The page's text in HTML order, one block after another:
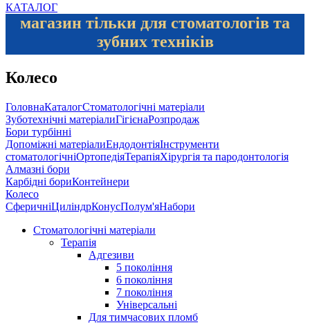
КАТАЛОГ
магазин тільки для стоматологів та
зубних техніків
Колесо
ГоловнаКаталогСтоматологічні матеріали
Зуботехнічні матеріалиГігієнаРозпродаж
Бори турбінні
Допоміжні матеріалиЕндодонтіяІнструменти
стоматологічніОртопедіяТерапіяХірургія та пародонтологія
Алмазні бори
Карбідні бориКонтейнери
Колесо
СферичніЦиліндрКонусПолум'яНабори
Стоматологічні матеріали
Терапія
Адгезиви
5 покоління
6 покоління
7 покоління
Універсальні
Для тимчасових пломб